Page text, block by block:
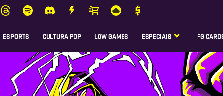
ESPORTS CULTURA POP LOW GAMES ESPECIAIS FG